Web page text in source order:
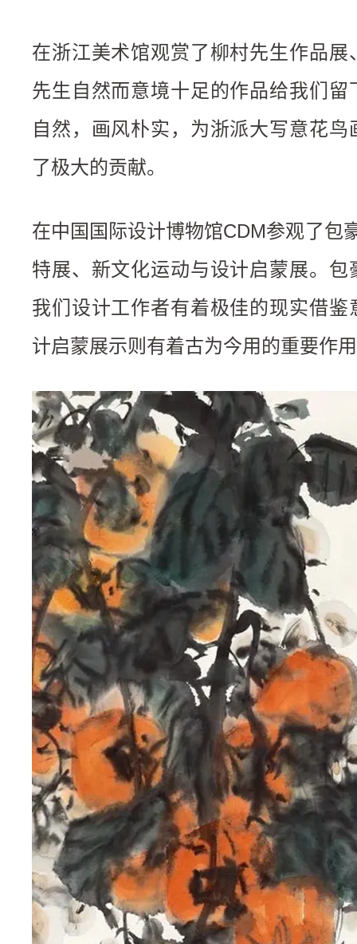
在浙江美术馆观赏了柳村先生作品
先生自然而意境十足的作品给我们
自然，画风朴实，为浙派大写意花
了极大的贡献。
在中国国际设计博物馆CDM参观了包
特展、新文化运动与设计启蒙展。
我们设计工作者有着极佳的现实借
计启蒙展示则有着古为今用的重要作